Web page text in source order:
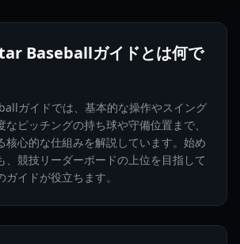
Baseballガイドとは何で
ガイドでは、基本的な操作やスイング
ピッチングの持ち球や守備位置まで、
核心的な仕組みを解説しています。始め
、競技リーダーボードの上位を目指して
イドが役立ちます。